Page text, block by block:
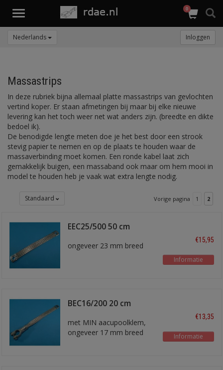
Toggle
0
Nederlands Inloggen
Massastrips
In deze rubriek bijna allemaal platte massastrips van gevlochten
vertind koper. Er staan afmetingen bij maar bij elke nieuwe
levering kan het toch weer net wat anders zijn. (breedte en dikte
bedoel ik).
De benodigde lengte meten doe je het best door een strook
stevig papier te nemen en op de plaats te houden waar de
massaverbinding moet komen. Een ronde kabel laat zich
gemakkelijk buigen, een massaband ook maar om hem mooi in
model te houden heb je vaak wat extra lengte nodig.
Standaard Vorige pagina 1 2
EEC25/500 50 cm
ongeveer 23 mm breed
€15,95
Informatie
BEC16/200 20 cm
met MIN aacupoolklem,
ongeveer 17 mm breed
€13,35
Informatie